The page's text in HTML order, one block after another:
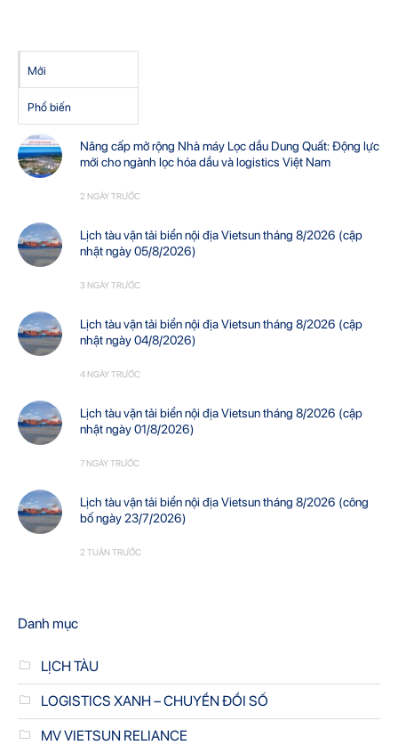
Mới
Phổ biến
Nâng cấp mở rộng Nhà máy Lọc dầu Dung Quất: Động lực
mới cho ngành lọc hóa dầu và logistics Việt Nam
2 NGÀY TRƯỚC
Lịch tàu vận tải biển nội địa Vietsun tháng 8/2026 (cập
nhật ngày 05/8/2026)
3 NGÀY TRƯỚC
Lịch tàu vận tải biển nội địa Vietsun tháng 8/2026 (cập
nhật ngày 04/8/2026)
4 NGÀY TRƯỚC
Lịch tàu vận tải biển nội địa Vietsun tháng 8/2026 (cập
nhật ngày 01/8/2026)
7 NGÀY TRƯỚC
Lịch tàu vận tải biển nội địa Vietsun tháng 8/2026 (công
bố ngày 23/7/2026)
2 TUẦN TRƯỚC
Danh mục
LỊCH TÀU
LOGISTICS XANH – CHUYỂN ĐỔI SỐ
MV VIETSUN RELIANCE